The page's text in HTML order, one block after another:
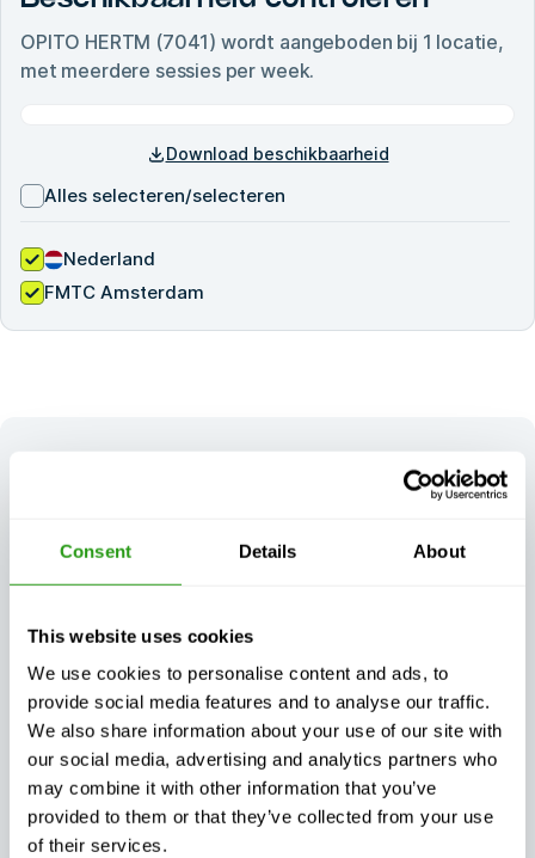
Consent Details About
This website uses cookies
We use cookies to personalise content and ads, to
provide social media features and to analyse our traffic.
We also share information about your use of our site with
our social media, advertising and analytics partners who
may combine it with other information that you’ve
provided to them or that they’ve collected from your use
of their services.
OPITO HERTM (7041) wordt aangeboden bij 1 locatie,
met meerdere sessies per week.
Download beschikbaarheid
Alles selecteren/selecteren
Nederland
FMTC Amsterdam
Onze aanpak garandeert veiligheidstrainingen die niet
ook flexibel genoeg zijn om te voldoen aan de
werkelijke eisen van uw organisatie.
trainingscontinuïteit,
wat er ook gebeurt
Flexibele training
afgestemd op uw
behoeften